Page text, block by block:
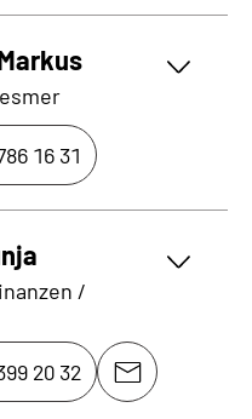
16 31
/
20 32